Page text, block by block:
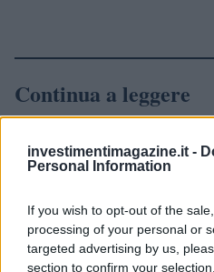
investimentimagazine.it -
Personal Information
If you wish to opt-out of the
processing of your personal or
targeted advertising by us,
section to confirm your
Continua a leggere